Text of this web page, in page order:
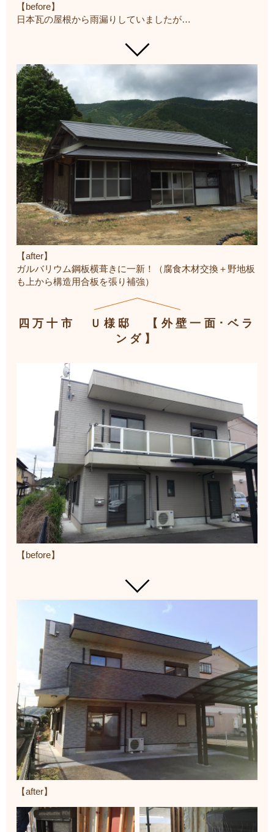
【before】
日本瓦の屋根から雨漏りしていましたが…
【after】
ガルバリウム鋼板横葺きに一新！（腐食木材交換＋野地板
も上から構造用合板を張り補強）
四万十市 Ｕ様邸 【外壁一面･ベラ
ンダ】
【before】
【after】